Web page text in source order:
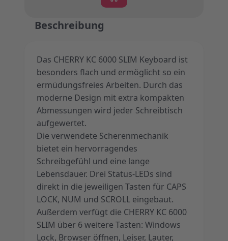
Beschreibung
Das CHERRY KC 6000 SLIM Keyboard ist
besonders flach und ermöglicht so ein
ermüdungsfreies Arbeiten. Durch das
moderne Design mit extra kompakten
Abmessungen wird jeder Schreibtisch
aufgewertet.
Die verwendete Scherenmechanik
bietet ein hervorragendes
Schreibgefühl und eine lange
Lebensdauer. Drei Status-LEDs sind
direkt in die jeweiligen Tasten für CAPS
LOCK, NUM und SCROLL eingebaut.
Außerdem verfügt die CHERRY KC 6000
SLIM über 6 weitere Tasten: Windows
Lock, Browser öffnen, Leiser, Lauter,